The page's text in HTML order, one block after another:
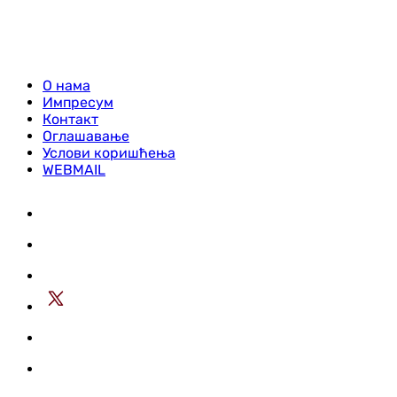
О нама
Импресум
Контакт
Оглашавање
Услови коришћења
WEBMAIL